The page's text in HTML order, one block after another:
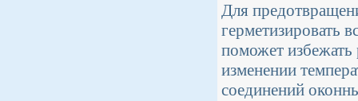
Для
герметизировать
поможет избежать
изменении
соединений